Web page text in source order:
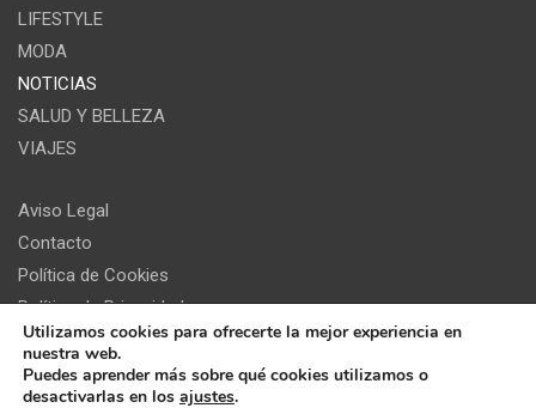
LIFESTYLE
MODA
NOTICIAS
SALUD Y BELLEZA
VIAJES
Aviso Legal
Contacto
Política de Cookies
Política de Privacidad
Utilizamos cookies para ofrecerte la mejor experiencia en
nuestra web.
Puedes aprender más sobre qué cookies utilizamos o
desactivarlas en los ajustes.